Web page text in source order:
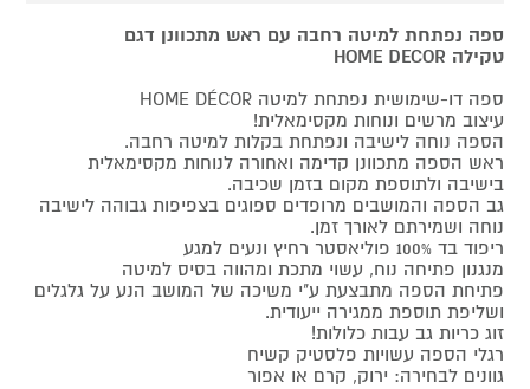
ספה נפתחת למיטה רחבה עם ראש מתכוונן דגם
טקילה HOME DECOR
ספה דו-שימושית נפתחת למיטה HOME DÉCOR
עיצוב מרשים ונוחות מקסימאלית!
הספה נוחה לישיבה ונפתחת בקלות למיטה רחבה.
ראש הספה מתכוונן קדימה ואחורה לנוחות מקסימאלית
בישיבה ולתוספת מקום בזמן שכיבה.
גב הספה והמושבים מרופדים ספוגים בצפיפות גבוהה לישיבה
נוחה ושמירתם לאורך זמן.
ריפוד בד 100% פוליאסטר רחיץ ונעים למגע
מנגנון פתיחה נוח, עשוי מתכת ומהווה בסיס למיטה
פתיחת הספה מתבצעת ע"י משיכה של המושב הנע על גלגלים
ושליפת תוספת ממגירה ייעודית.
זוג כריות גב עבות כלולות!
רגלי הספה עשויות פלסטיק קשיח
גוונים לבחירה: ירוק, קרם או אפור